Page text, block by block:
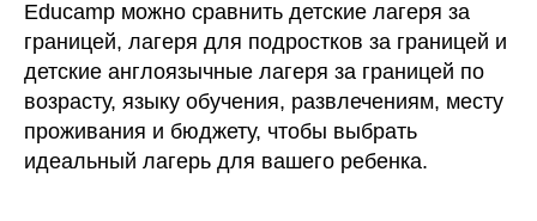
Educamp можно сравнить детские лагеря за
границей, лагеря для подростков за границей и
детские англоязычные лагеря за границей по
возрасту, языку обучения, развлечениям, месту
проживания и бюджету, чтобы выбрать
идеальный лагерь для вашего ребенка.